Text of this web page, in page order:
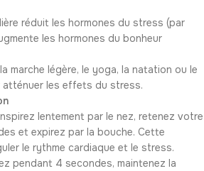
réduit les hormones du stress (par
les hormones du bonheur
marche légère, le yoga, la natation ou le
les effets du stress.
lentement par le nez, retenez votre
et expirez par la bouche. Cette
le rythme cardiaque et le stress.
pendant 4 secondes, maintenez la